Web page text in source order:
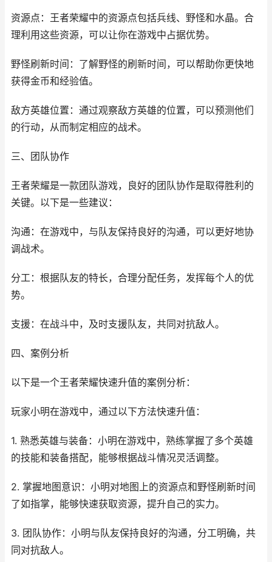
资源点：王者荣耀中的资源点包括兵线、野怪和水晶。合
理利用这些资源，可以让你在游戏中占据优势。
野怪刷新时间：了解野怪的刷新时间，可以帮助你更快地
获得金币和经验值。
敌方英雄位置：通过观察敌方英雄的位置，可以预测他们
的行动，从而制定相应的战术。
三、团队协作
王者荣耀是一款团队游戏，良好的团队协作是取得胜利的
关键。以下是一些建议：
沟通：在游戏中，与队友保持良好的沟通，可以更好地协
调战术。
分工：根据队友的特长，合理分配任务，发挥每个人的优
势。
支援：在战斗中，及时支援队友，共同对抗敌人。
四、案例分析
以下是一个王者荣耀快速升值的案例分析：
玩家小明在游戏中，通过以下方法快速升值：
1. 熟悉英雄与装备：小明在游戏中，熟练掌握了多个英雄
的技能和装备搭配，能够根据战斗情况灵活调整。
2. 掌握地图意识：小明对地图上的资源点和野怪刷新时间
了如指掌，能够快速获取资源，提升自己的实力。
3. 团队协作：小明与队友保持良好的沟通，分工明确，共
同对抗敌人。